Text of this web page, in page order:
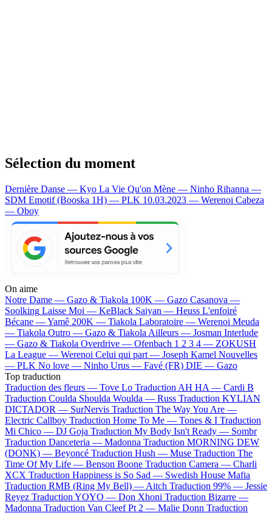
Sélection du moment
Dernière Danse — Kyo La Vie Qu'on Mène — Ninho Rihanna —
SDM Emotif (Booska 1H) — PLK 10.03.2023 — Werenoi Cabeza
— Oboy
On aime
Notre Dame — Gazo & Tiakola 100K — Gazo Casanova —
Soolking Laisse Moi — KeBlack Saiyan — Heuss L'enfoiré
Bécane —Yamê 200K — Tiakola Laboratoire — Werenoi Meuda
— Tiakola Outro — Gazo & Tiakola Ailleurs — Josman Interlude
— Gazo & Tiakola Overdrive — Ofenbach 1 2 3 4 — ZOKUSH
La League — Werenoi Celui qui part — Joseph Kamel Nouvelles
— PLK No love — Ninho Urus — Favé (FR) DIE — Gazo
Top traduction
Traduction des fleurs — Tove Lo Traduction AH HA — Cardi B
Traduction Coulda Shoulda Woulda — Russ Traduction KYLIAN
DICTADOR — SurNervis Traduction The Way You Are —
Electric Callboy Traduction Home To Me — Tones & I Traduction
Mi Chico — DJ Goja Traduction My Body Isn't Ready — Sombr
Traduction Danceteria — Madonna Traduction MORNING DEW
(DONK) — Beyoncé Traduction Hush — Muse Traduction The
Time Of My Life — Benson Boone Traduction Camera — Charli
XCX Traduction Happiness is So Sad — Swedish House Mafia
Traduction RMB (Ring My Bell) — Aitch Traduction 99% — Jessie
Reyez Traduction YOYO — Don Xhoni Traduction Bizarre —
Madonna Traduction Van Cleef Pt 2 — Malie Donn Traduction